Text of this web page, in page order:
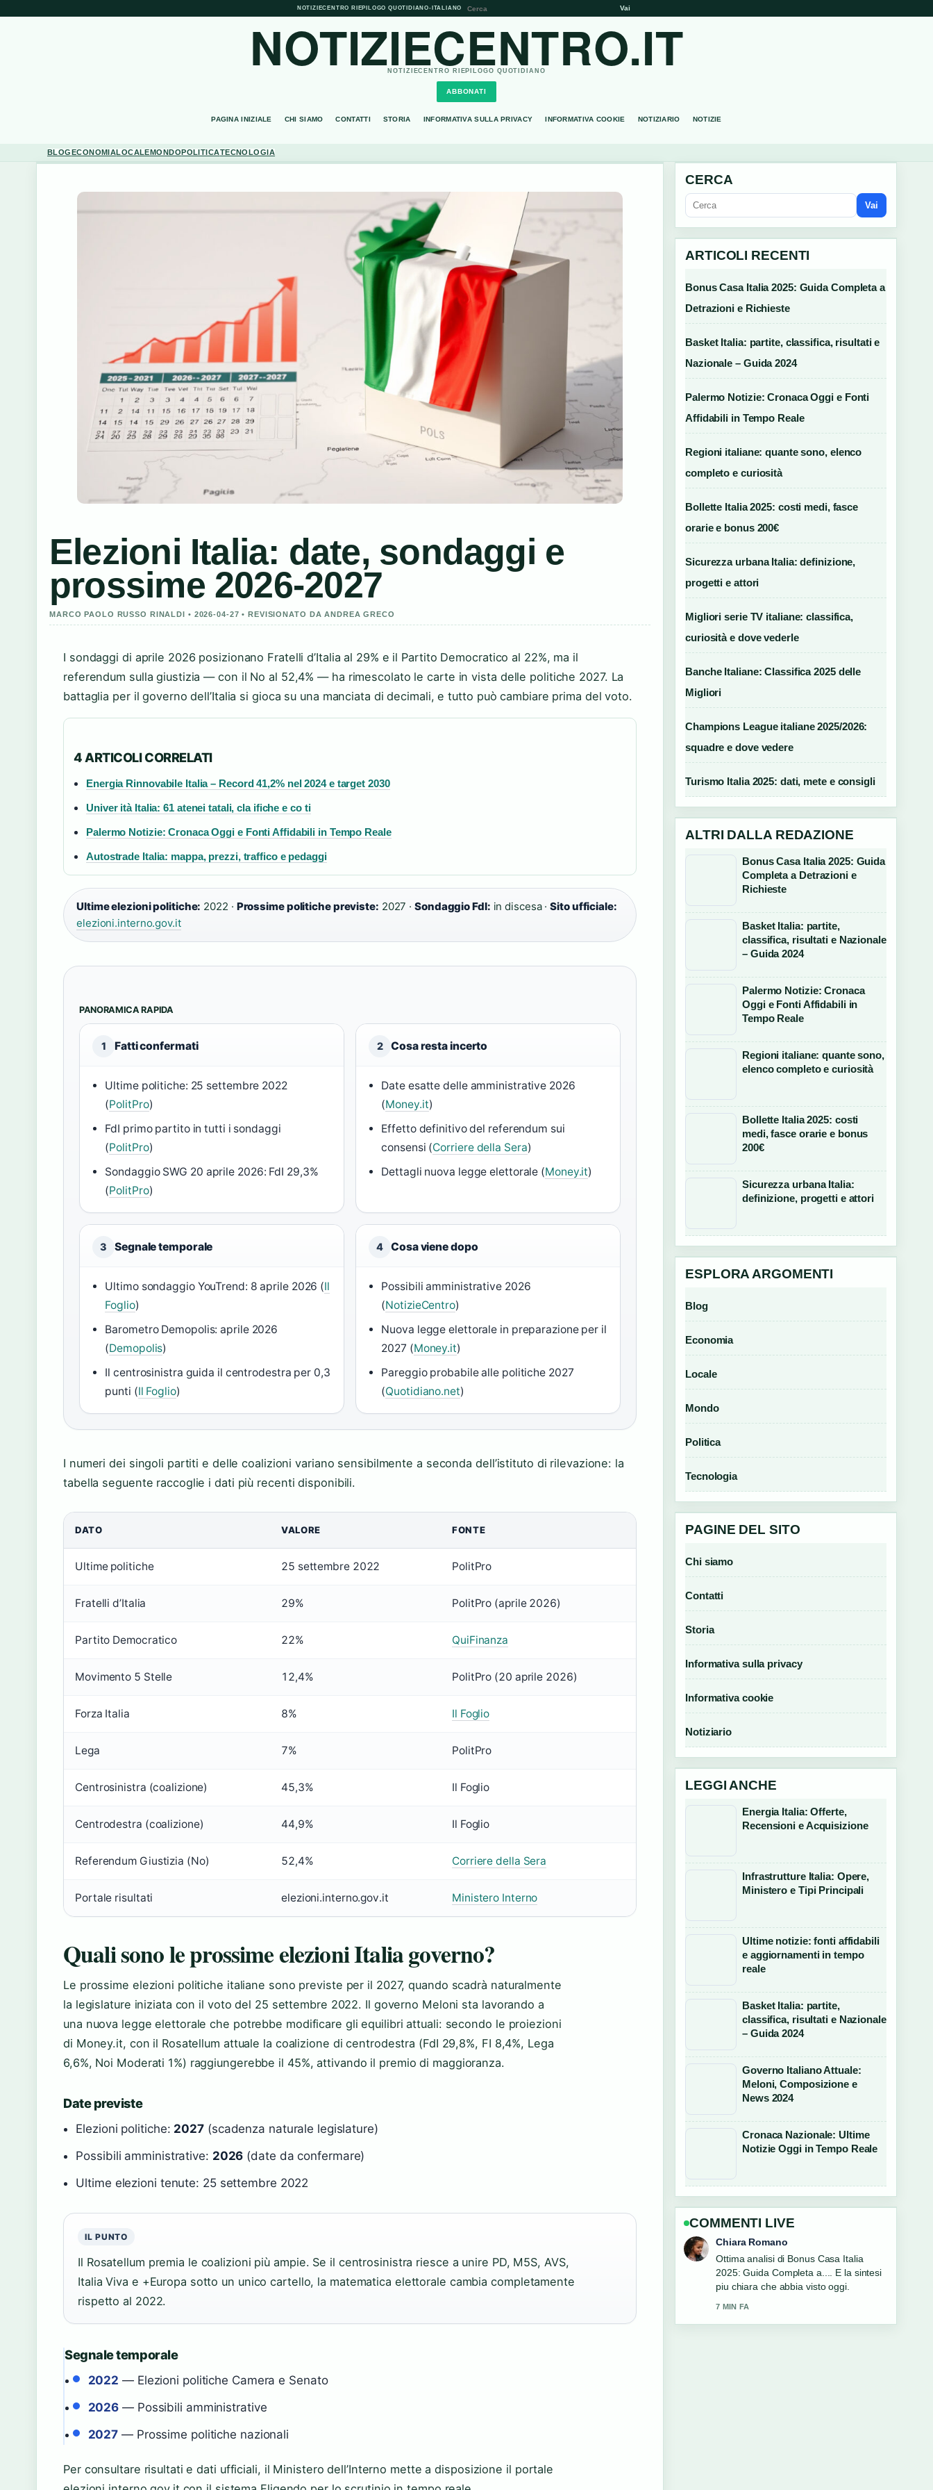
NOTIZIECENTRO RIEPILOGO QUOTIDIANO• ITALIANO Vai
NOTIZIECENTRO.IT
NOTIZIECENTRO RIEPILOGO QUOTIDIANO
ABBONATI
PAGINA INIZIALE CHI SIAMO CONTATTI STORIA INFORMATIVA SULLA PRIVACY INFORMATIVA COOKIE NOTIZIARIO NOTIZIE
BLOGECONOMIALOCALEMONDOPOLITICATECNOLOGIA
Elezioni Italia: date, sondaggi e
prossime 2026-2027
MARCO PAOLO RUSSO RINALDI • 2026-04-27 • REVISIONATO DA ANDREA GRECO
I sondaggi di aprile 2026 posizionano Fratelli d’Italia al 29% e il Partito Democratico al 22%, ma il
referendum sulla giustizia — con il No al 52,4% — ha rimescolato le carte in vista delle politiche 2027. La
battaglia per il governo dell’Italia si gioca su una manciata di decimali, e tutto può cambiare prima del voto.
4 ARTICOLI CORRELATI
Energia Rinnovabile Italia – Record 41,2% nel 2024 e target 2030
Univer ità Italia: 61 atenei tatali, cla ifiche e co ti
Palermo Notizie: Cronaca Oggi e Fonti Affidabili in Tempo Reale
Autostrade Italia: mappa, prezzi, traffico e pedaggi
Ultime elezioni politiche: 2022 · Prossime politiche previste: 2027 ·Sondaggio FdI: in discesa ·Sito ufficiale:
elezioni.interno.gov.it
PANORAMICA RAPIDA
1 Fatti confermati
Ultime politiche: 25 settembre 2022
(PolitPro)
FdI primo partito in tutti i sondaggi
(PolitPro)
Sondaggio SWG 20 aprile 2026: FdI 29,3%
(PolitPro)
2 Cosa resta incerto
Date esatte delle amministrative 2026
(Money.it)
Effetto definitivo del referendum sui
consensi (Corriere della Sera)
Dettagli nuova legge elettorale (Money.it)
3 Segnale temporale
Ultimo sondaggio YouTrend: 8 aprile 2026 (Il
Foglio)
Barometro Demopolis: aprile 2026
(Demopolis)
Il centrosinistra guida il centrodestra per 0,3
punti (Il Foglio)
4 Cosa viene dopo
Possibili amministrative 2026
(NotizieCentro)
Nuova legge elettorale in preparazione per il
2027 (Money.it)
Pareggio probabile alle politiche 2027
(Quotidiano.net)
I numeri dei singoli partiti e delle coalizioni variano sensibilmente a seconda dell’istituto di rilevazione: la
tabella seguente raccoglie i dati più recenti disponibili.
DATO VALORE FONTE
Ultime politiche 25 settembre 2022 PolitPro
Fratelli d’Italia 29% PolitPro (aprile 2026)
Partito Democratico 22% QuiFinanza
Movimento 5 Stelle 12,4% PolitPro (20 aprile 2026)
Forza Italia 8% Il Foglio
Lega 7% PolitPro
Centrosinistra (coalizione) 45,3% Il Foglio
Centrodestra (coalizione) 44,9% Il Foglio
Referendum Giustizia (No) 52,4% Corriere della Sera
Portale risultati elezioni.interno.gov.it Ministero Interno
Quali sono le prossime elezioni Italia governo?
Le prossime elezioni politiche italiane sono previste per il 2027, quando scadrà naturalmente
la legislature iniziata con il voto del 25 settembre 2022. Il governo Meloni sta lavorando a
una nuova legge elettorale che potrebbe modificare gli equilibri attuali: secondo le proiezioni
di Money.it, con il Rosatellum attuale la coalizione di centrodestra (FdI 29,8%, FI 8,4%, Lega
6,6%, Noi Moderati 1%) raggiungerebbe il 45%, attivando il premio di maggioranza.
Date previste
Elezioni politiche: 2027 (scadenza naturale legislature)
Possibili amministrative: 2026 (date da confermare)
Ultime elezioni tenute: 25 settembre 2022
IL PUNTO
Il Rosatellum premia le coalizioni più ampie. Se il centrosinistra riesce a unire PD, M5S, AVS,
Italia Viva e +Europa sotto un unico cartello, la matematica elettorale cambia completamente
rispetto al 2022.
Segnale temporale
2022 — Elezioni politiche Camera e Senato
2026 — Possibili amministrative
2027 — Prossime politiche nazionali
Per consultare risultati e dati ufficiali, il Ministero dell’Interno mette a disposizione il portale
CERCA
Vai
ARTICOLI RECENTI
Bonus Casa Italia 2025: Guida Completa a
Detrazioni e Richieste
Basket Italia: partite, classifica, risultati e
Nazionale – Guida 2024
Palermo Notizie: Cronaca Oggi e Fonti
Affidabili in Tempo Reale
Regioni italiane: quante sono, elenco
completo e curiosità
Bollette Italia 2025: costi medi, fasce
orarie e bonus 200€
Sicurezza urbana Italia: definizione,
progetti e attori
Migliori serie TV italiane: classifica,
curiosità e dove vederle
Banche Italiane: Classifica 2025 delle
Migliori
Champions League italiane 2025/2026:
squadre e dove vedere
Turismo Italia 2025: dati, mete e consigli
ALTRI DALLA REDAZIONE
Bonus Casa Italia 2025: Guida
Completa a Detrazioni e
Richieste
Basket Italia: partite,
classifica, risultati e Nazionale
– Guida 2024
Palermo Notizie: Cronaca
Oggi e Fonti Affidabili in
Tempo Reale
Regioni italiane: quante sono,
elenco completo e curiosità
Bollette Italia 2025: costi
medi, fasce orarie e bonus
200€
Sicurezza urbana Italia:
definizione, progetti e attori
ESPLORA ARGOMENTI
Blog
Economia
Locale
Mondo
Politica
Tecnologia
PAGINE DEL SITO
Chi siamo
Contatti
Storia
Informativa sulla privacy
Informativa cookie
Notiziario
LEGGI ANCHE
Energia Italia: Offerte,
Recensioni e Acquisizione
Infrastrutture Italia: Opere,
Ministero e Tipi Principali
Ultime notizie: fonti affidabili
e aggiornamenti in tempo
reale
Basket Italia: partite,
classifica, risultati e Nazionale
– Guida 2024
Governo Italiano Attuale:
Meloni, Composizione e
News 2024
Cronaca Nazionale: Ultime
Notizie Oggi in Tempo Reale
COMMENTI LIVE
Luca Conti
Seguo da vicino Basket Italia: partite,
classifica, risultati e Nazionale... –
apprezzo il tono equilibrato di questa